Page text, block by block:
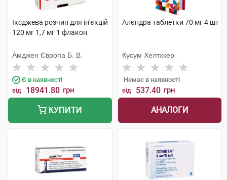
Іксджева розчин для ін'єкцій
120 мг 1,7 мг 1 флакон
Амджен Європа Б. В.
Є в наявності
від 18941.80 грн
КУПИТИ
Алєндра таблетки 70 мг 4 шт
Кусум Хелтхкер
Немає в наявності
від 537.40 грн
АНАЛОГИ